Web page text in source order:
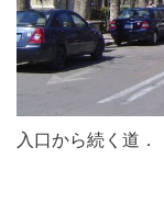
入口から続く道．